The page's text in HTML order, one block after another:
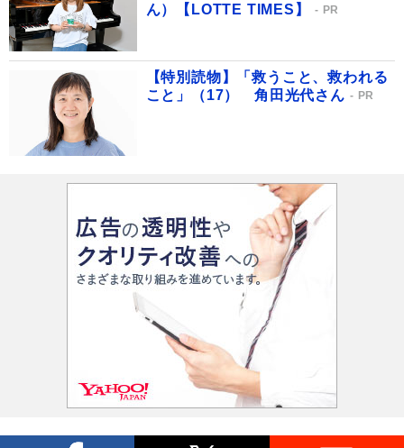
ん）【LOTTE TIMES】
PR
【特別読物】「救うこと、救われる
こと」（17） 角田光代さん
PR